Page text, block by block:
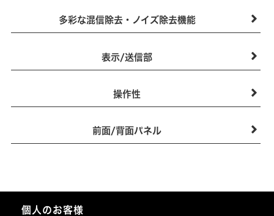
多彩な混信除去・ノイズ除去機能
表示/送信部
操作性
前面/背面パネル
個人のお客様